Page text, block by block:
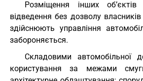
Розміщення інших
відведення без дозволу
здійснюють управління
забороняється.
Складовими автомобільної
користування за межами